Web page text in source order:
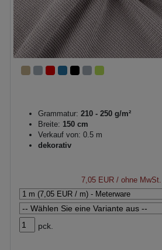
Grammatur: 210 - 250 g/m²
Breite: 150 cm
Verkauf von: 0.5 m
dekorativ
7,05 EUR/ ohne MwSt.
pck.